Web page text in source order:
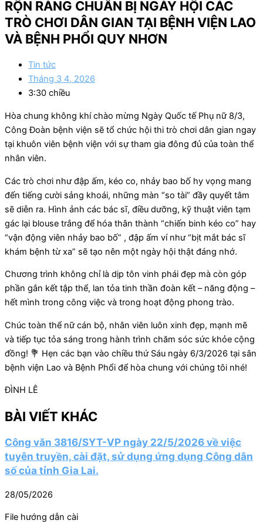
RỘN RÀNG CHUẨN BỊ NGÀY HỘI CÁC
TRÒ CHƠI DÂN GIAN TẠI BỆNH VIỆN LAO
VÀ BỆNH PHỔI QUY NHƠN
Tin tức
Tháng 3 4, 2026
3:30 chiều
Hòa chung không khí chào mừng Ngày Quốc tế Phụ nữ 8/3,
Công Đoàn bệnh viện sẽ tổ chức hội thi trò chơi dân gian ngay
tại khuôn viên bệnh viện với sự tham gia đông đủ của toàn thể
nhân viên.
Các trò chơi như đập ấm, kéo co, nhảy bao bố hy vọng mang
đến tiếng cười sảng khoái, những màn “so tài” đầy quyết tâm
sẽ diễn ra. Hình ảnh các bác sĩ, điều dưỡng, kỹ thuật viên tạm
gác lại blouse trắng để hóa thân thành “chiến binh kéo co” hay
“vận động viên nhảy bao bố” , đập ấm ví như “bịt mắt bác sĩ
khám bệnh từ xa” sẽ tạo nên một ngày hội thật đáng nhớ.
Chương trình không chỉ là dịp tôn vinh phái đẹp mà còn góp
phần gắn kết tập thể, lan tỏa tinh thần đoàn kết – năng động –
hết mình trong công việc và trong hoạt động phong trào.
Chúc toàn thể nữ cán bộ, nhân viên luôn xinh đẹp, mạnh mẽ
và tiếp tục tỏa sáng trong hành trình chăm sóc sức khỏe cộng
đồng! 💐 Hẹn các bạn vào chiều thứ Sáu ngày 6/3/2026 tại sân
bệnh viện Lao và Bệnh Phổi để hòa chung với chúng tôi nhé!
ĐÌNH LÊ
BÀI VIẾT KHÁC
Công văn 3816/SYT-VP ngày 22/5/2026 về việc
tuyên truyền, cài đặt, sử dụng ứng dụng Công dân
số của tỉnh Gia Lai.
28/05/2026
File hướng dẫn cài